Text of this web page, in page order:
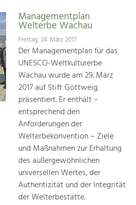
Managementplan
Welterbe Wachau
Freitag, 24. März 2017
Der Managementplan für das
UNESCO-Weltkulturerbe
Wachau wurde am 29. März
2017 auf Stift Göttweig
präsentiert. Er enthält –
entsprechend den
Anforderungen der
Welterbekonvention – Ziele
und Maßnahmen zur Erhaltung
des außergewöhnlichen
universellen Wertes, der
Authentizität und der Integrität
der Welterbestätte.